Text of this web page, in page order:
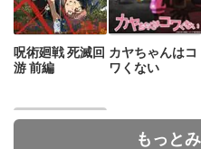
呪術廻戦 死滅回
游 前編
カヤちゃんはコ
ワくない
もっと